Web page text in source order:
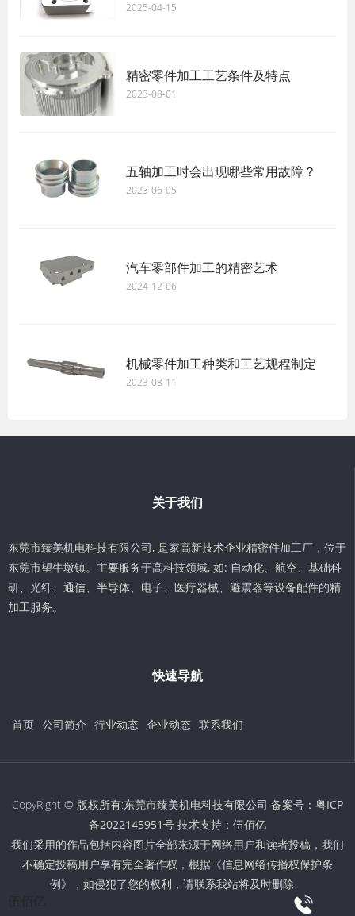
2025-04-15
精密零件加工工艺条件及特点
2023-08-01
五轴加工时会出现哪些常用故障？
2023-06-05
汽车零部件加工的精密艺术
2024-12-06
机械零件加工种类和工艺规程制定
2023-08-11
关于我们
东莞市臻美机电科技有限公司, 是家高新技术企业精密件加工厂，位于
东莞市望牛墩镇。主要服务于高科技领域, 如: 自动化、航空、基础科
研、光纤、通信、半导体、电子、医疗器械、避震器等设备配件的精
加工服务。
快速导航
首页 公司简介 行业动态 企业动态 联系我们
CopyRight © 版权所有:东莞市臻美机电科技有限公司 备案号： 粤ICP
备2022145951号 技术支持： 伍佰亿
我们采用的作品包括内容图片全部来源于网络用户和读者投稿，我们
不确定投稿用户享有完全著作权，根据《信息网络传播权保护条
例》，如侵犯了您的权利，请联系我站将及时删除。